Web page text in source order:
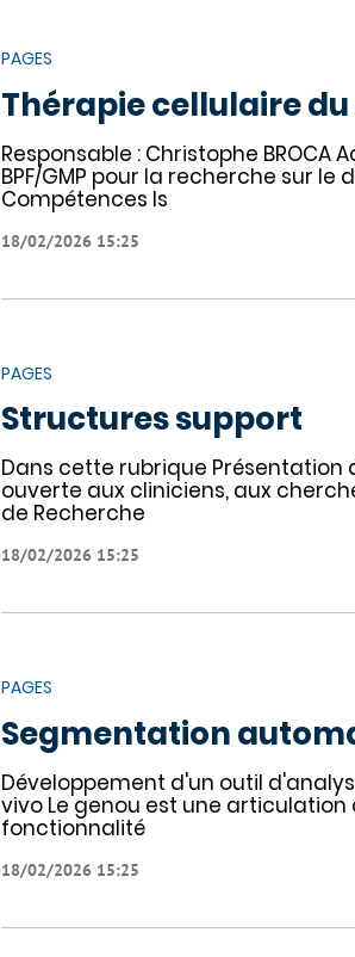
PAGES
Thérapie cellulaire du
Responsable : Christophe
BPF/GMP pour la recherche sur
Compétences Is
18/02/2026 15:25
PAGES
Structures support
Dans cette rubrique Présentation
ouverte aux cliniciens, aux
de Recherche
18/02/2026 15:25
PAGES
Segmentation
Développement d'un outil
vivo Le genou est une
fonctionnalité
18/02/2026 15:25